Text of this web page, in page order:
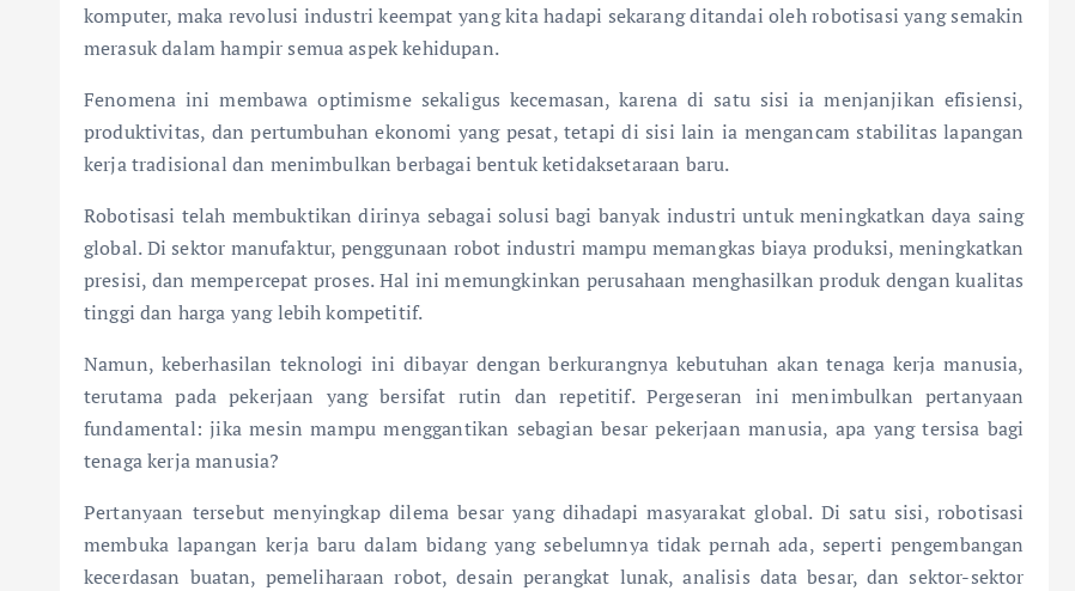
komputer, maka revolusi industri keempat yang kita hadapi sekarang ditandai oleh robotisasi yang semakin
merasuk dalam hampir semua aspek kehidupan.
Fenomena ini membawa optimisme sekaligus kecemasan, karena di satu sisi ia menjanjikan efisiensi,
produktivitas, dan pertumbuhan ekonomi yang pesat, tetapi di sisi lain ia mengancam stabilitas lapangan
kerja tradisional dan menimbulkan berbagai bentuk ketidaksetaraan baru.
Robotisasi telah membuktikan dirinya sebagai solusi bagi banyak industri untuk meningkatkan daya saing
global. Di sektor manufaktur, penggunaan robot industri mampu memangkas biaya produksi, meningkatkan
presisi, dan mempercepat proses. Hal ini memungkinkan perusahaan menghasilkan produk dengan kualitas
tinggi dan harga yang lebih kompetitif.
Namun, keberhasilan teknologi ini dibayar dengan berkurangnya kebutuhan akan tenaga kerja manusia,
terutama pada pekerjaan yang bersifat rutin dan repetitif. Pergeseran ini menimbulkan pertanyaan
fundamental: jika mesin mampu menggantikan sebagian besar pekerjaan manusia, apa yang tersisa bagi
tenaga kerja manusia?
Pertanyaan tersebut menyingkap dilema besar yang dihadapi masyarakat global. Di satu sisi, robotisasi
membuka lapangan kerja baru dalam bidang yang sebelumnya tidak pernah ada, seperti pengembangan
kecerdasan buatan, pemeliharaan robot, desain perangkat lunak, analisis data besar, dan sektor-sektor